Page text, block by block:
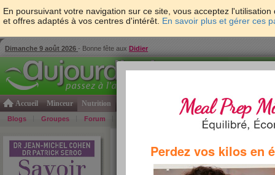
En poursuivant votre navigation sur ce site, vous acceptez
et offres adaptés à vos centres d'intérêt. En savoir plus et gérer ces
Dimanche 9 août 2026 - Bonne fête aux Didier
Accueil Minceur Nutrition Psycho & tests Forme & santé
Blogs Groupes Forum Bons Plans
Perdez vos kilos en